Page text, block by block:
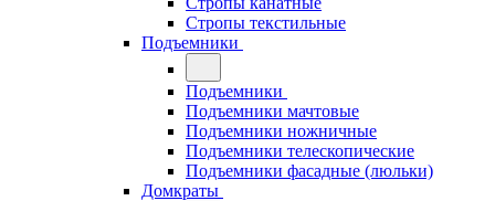
Стропы текстильные
Подъемники
Подъемники
Подъемники мачтовые
Подъемники ножничные
Подъемники телескопические
Подъемники фасадные (люльки)
Домкраты